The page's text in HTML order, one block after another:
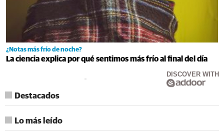
¿Notas más frío de noche?
La ciencia explica por qué sentimos más frío al final del día
DISCOVER WITH
Destacados
Lo más leído